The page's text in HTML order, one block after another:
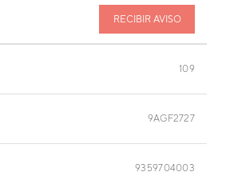
RECIBIR AVISO
109
9AGF2727
9359704003